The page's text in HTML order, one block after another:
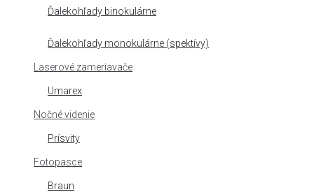
Ďalekohľady binokulárne
Ďalekohľady monokulárne (spektívy)
Laserové zameriavače
Umarex
Nočné videnie
Prísvity
Fotopasce
Braun